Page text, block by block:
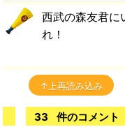
西武の森友君に
れ！
↑上再読み込み
33 件のコメント